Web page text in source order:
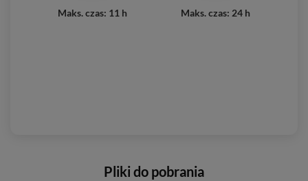
Maks. czas: 11 h Maks. czas: 24 h
Pliki do pobrania